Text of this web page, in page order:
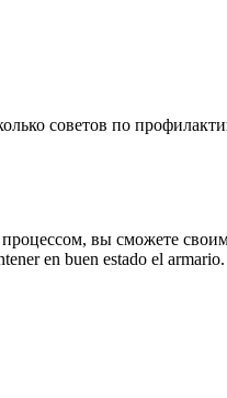
советов по
вы сможете
en buen estado el armario.